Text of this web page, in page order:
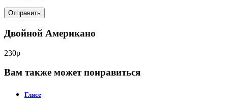
Двойной Американо
230р
Вам также может понравиться
Глясе